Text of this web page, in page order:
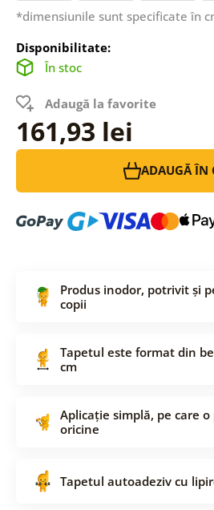
*dimensiunile sunt specificate în
Disponibilitate:
În stoc
Adaugă la favorite
161,93 lei
ADAUGĂ ÎN
Produs inodor, potrivit și
copii
Tapetul este format din
cm
Aplicație simplă, pe care
oricine
Tapetul autoadeziv cu